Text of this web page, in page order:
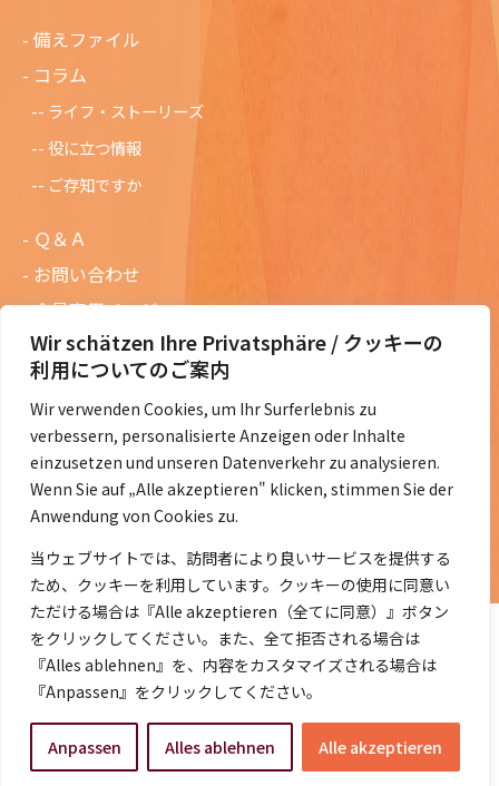
Wir schätzen Ihre Privatsphäre / クッキーの
利用についてのご案内
Wir verwenden Cookies, um Ihr Surferlebnis zu
verbessern, personalisierte Anzeigen oder Inhalte
einzusetzen und unseren Datenverkehr zu analysieren.
Wenn Sie auf „Alle akzeptieren" klicken, stimmen Sie der
Anwendung von Cookies zu.
当ウェブサイトでは、訪問者により良いサービスを提供する
ため、クッキーを利用しています。クッキーの使用に同意い
ただける場合は『Alle akzeptieren（全てに同意）』ボタン
をクリックしてください。また、全て拒否される場合は
『Alles ablehnen』を、内容をカスタマイズされる場合は
『Anpassen』をクリックしてください。
Anpassen Alles ablehnen Alle akzeptieren
備えファイル
コラム
ライフ・ストーリーズ
役に立つ情報
ご存知ですか
Ｑ＆Ａ
お問い合わせ
会員専用ページ
ニュースレターバックナンバー
過去の講演資料
総会議事録
定款・会費規定など
コラムの紹介
コラム一覧
プライバシーポリシー｜Impressum